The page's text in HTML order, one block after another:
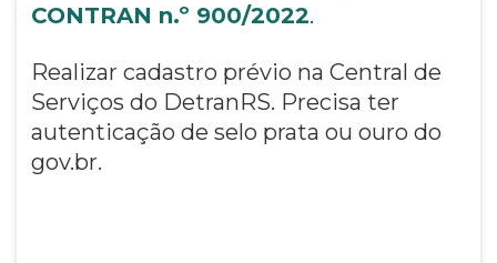
CONTRAN n.º 900/2022.
Realizar cadastro prévio na Central de
Serviços do DetranRS. Precisa ter
autenticação de selo prata ou ouro do
gov.br.